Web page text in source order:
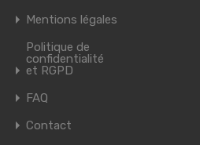
Mentions légales
Politique de
confidentialité
et RGPD
FAQ
Contact